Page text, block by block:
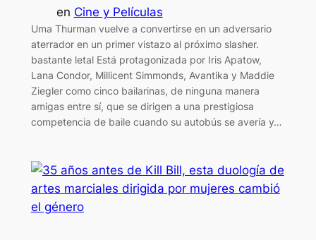
en Cine y Películas
Uma Thurman vuelve a convertirse en un adversario
aterrador en un primer vistazo al próximo slasher.
bastante letal Está protagonizada por Iris Apatow,
Lana Condor, Millicent Simmonds, Avantika y Maddie
Ziegler como cinco bailarinas, de ninguna manera
amigas entre sí, que se dirigen a una prestigiosa
competencia de baile cuando su autobús se avería y…